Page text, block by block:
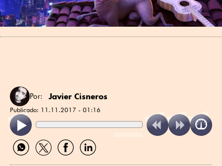
Por: Javier Cisneros
Publicado: 11.11.2017 - 01:16
ReadSpeaker
Compartir
por
Compartir
por
Compartir
por
Compartir
por